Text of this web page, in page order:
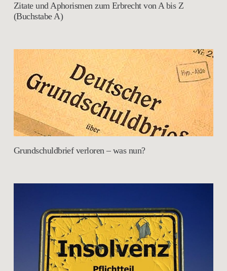
Zitate und Aphorismen zum Erbrecht von A bis Z
(Buchstabe A)
Grundschuldbrief verloren – was nun?